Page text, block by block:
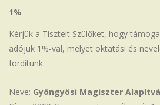
1%
Kérjük a Tisztelt Szülőket, hogy
adójuk 1%-val, melyet oktatási és
fordítunk.
Neve: Gyöngyösi Magiszter